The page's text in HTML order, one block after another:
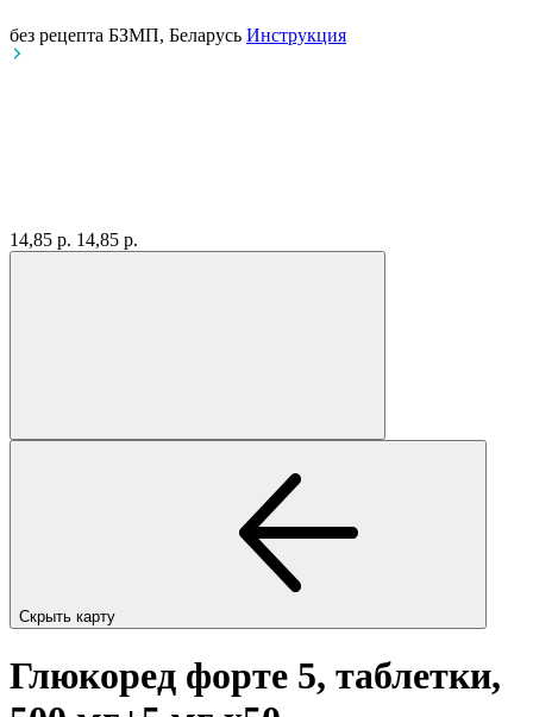
без рецепта БЗМП, Беларусь Инструкция
14,85 р. 14,85 р.
Скрыть карту
Глюкоред форте 5, таблетки,